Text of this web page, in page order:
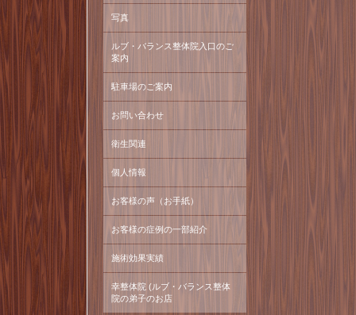
写真
ルブ・バランス整体院入口のご
案内
駐車場のご案内
お問い合わせ
衛生関連
個人情報
お客様の声（お手紙）
お客様の症例の一部紹介
施術効果実績
幸整体院 (ルブ・バランス整体
院の弟子のお店